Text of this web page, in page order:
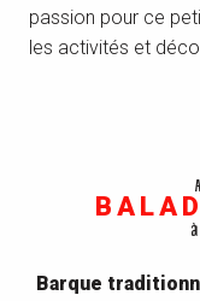
passion pour ce
les activités et
Barque